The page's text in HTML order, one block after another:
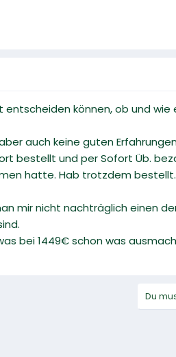
können, ob und
auch keine guten
bestellt und per Sofort Üb.
hatte. Hab trotzdem bestellt.
mir nicht nachträglich einen
bei 1449€ schon was
Du